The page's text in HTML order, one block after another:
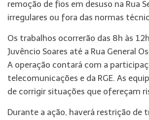
remoção de fios em desuso na Rua
irregulares ou fora das normas
Os trabalhos ocorrerão das 8h às
Juvêncio Soares até a Rua General
A operação contará com a
telecomunicações e da RGE. As
de corrigir situações que ofereçam
Durante a ação, haverá restrição